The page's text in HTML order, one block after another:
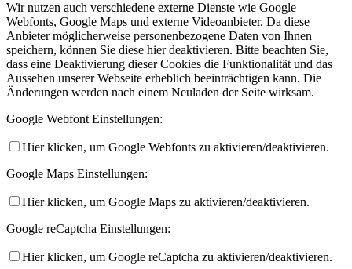
Wir nutzen auch verschiedene externe Dienste wie Google
Webfonts, Google Maps und externe Videoanbieter. Da diese
Anbieter möglicherweise personenbezogene Daten von Ihnen
speichern, können Sie diese hier deaktivieren. Bitte beachten Sie,
dass eine Deaktivierung dieser Cookies die Funktionalität und das
Aussehen unserer Webseite erheblich beeinträchtigen kann. Die
Änderungen werden nach einem Neuladen der Seite wirksam.
Google Webfont Einstellungen:
Hier klicken, um Google Webfonts zu aktivieren/deaktivieren.
Google Maps Einstellungen:
Hier klicken, um Google Maps zu aktivieren/deaktivieren.
Google reCaptcha Einstellungen:
Hier klicken, um Google reCaptcha zu aktivieren/deaktivieren.